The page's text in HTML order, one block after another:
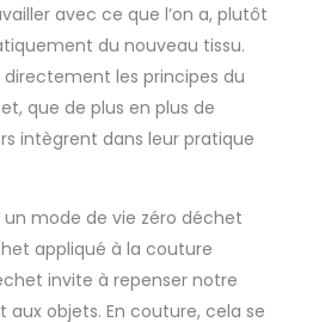
avec ce que l’on a, plutôt
du nouveau tissu.
les principes du
que de plus en plus de
intègrent dans leur pratique
un mode de vie zéro déchet
appliqué à la couture
invite à repenser notre
objets. En couture, cela se